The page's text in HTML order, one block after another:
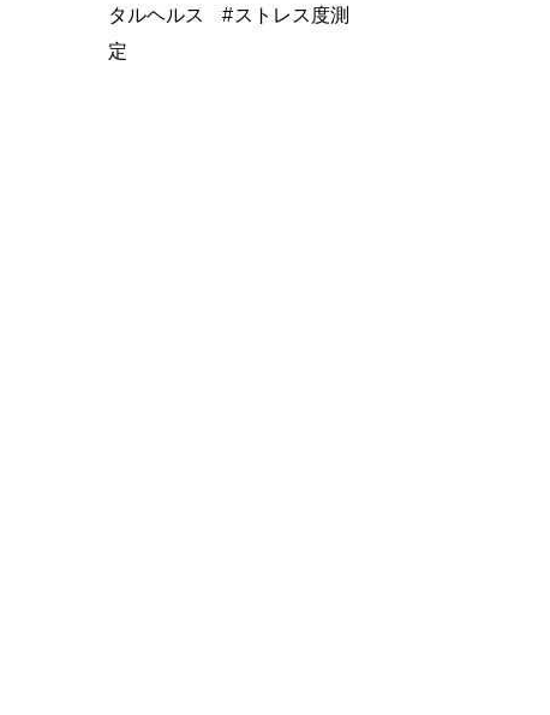
タルヘルス
#ストレス度測
定